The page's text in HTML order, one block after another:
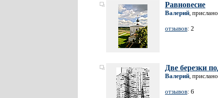
Равновесие
Валерий,
отзывов: 2
Две березки
Валерий,
отзывов: 6